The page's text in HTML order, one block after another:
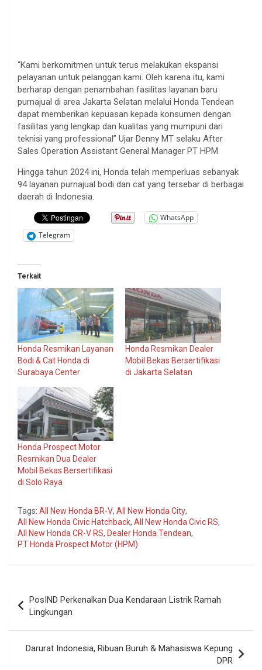
“Kami berkomitmen untuk terus melakukan ekspansi
pelayanan untuk pelanggan kami. Oleh karena itu, kami
berharap dengan penambahan fasilitas layanan baru
purnajual di area Jakarta Selatan melalui Honda Tendean
dapat memberikan kepuasan kepada konsumen dengan
fasilitas yang lengkap dan kualitas yang mumpuni dari
teknisi yang professional” Ujar Denny MT selaku After
Sales Operation Assistant General Manager PT HPM
Hingga tahun 2024 ini, Honda telah memperluas sebanyak
94 layanan purnajual bodi dan cat yang tersebar di berbagai
daerah di Indonesia.
WhatsApp
Telegram
Terkait
Honda Resmikan Layanan
Bodi & Cat Honda di
Surabaya Center
Honda Resmikan Dealer
Mobil Bekas Bersertifikasi
di Jakarta Selatan
Honda Prospect Motor
Resmikan Dua Dealer
Mobil Bekas Bersertifikasi
di Solo Raya
Tags: All New Honda BR-V, All New Honda City,
All New Honda Civic Hatchback, All New Honda Civic RS,
All New Honda CR-V RS, Dealer Honda Tendean,
PT Honda Prospect Motor (HPM)
pos
PosIND Perkenalkan Dua Kendaraan Listrik Ramah
Lingkungan
Darurat Indonesia, Ribuan Buruh & Mahasiswa Kepung
DPR